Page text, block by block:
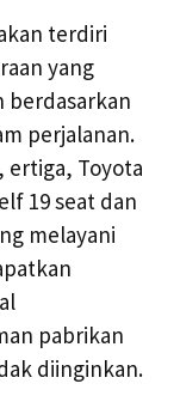
terdiri
yang
berdasarkan
perjalanan.
ertiga, Toyota
19 seat dan
melayani
pabrikan
diinginkan.